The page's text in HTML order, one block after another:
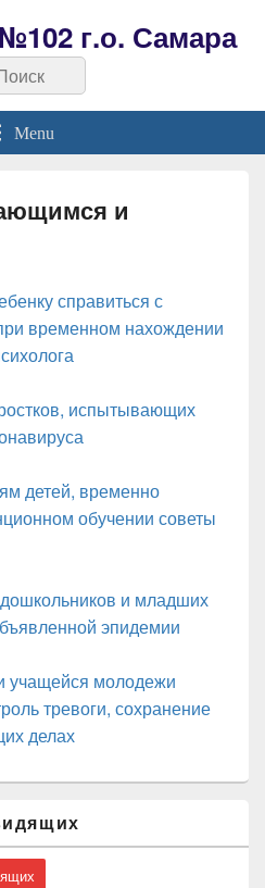
г.о. Самара
Menu
и
справиться с
временном нахождении
испытывающих
детей, временно
обучении советы
и младших
эпидемии
учащейся молодежи
тревоги, сохранение
делах